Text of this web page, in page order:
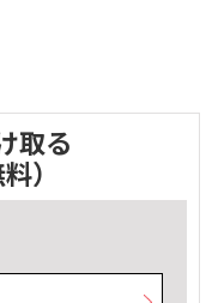
取る
）